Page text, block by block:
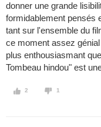
donner une grande
formidablement pensés
tant sur l'ensemble du
ce moment assez
plus enthousiasmant
Tombeau hindou" est
2 1